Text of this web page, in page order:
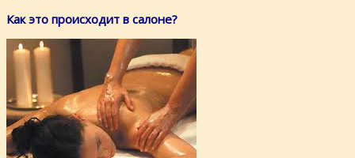
Как это происходит в салоне?